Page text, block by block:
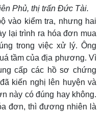
Phủ, thị trấn Đức Tài.
vào kiểm tra, nhưng hai
lại trình ra hóa đơn mua
trong việc xử lý. Ông
tầm của địa phương. Vì
cấp các hồ sơ chứng
kiến nghị lên huyện và
này có đúng hay không.
đơn, thì đương nhiên là